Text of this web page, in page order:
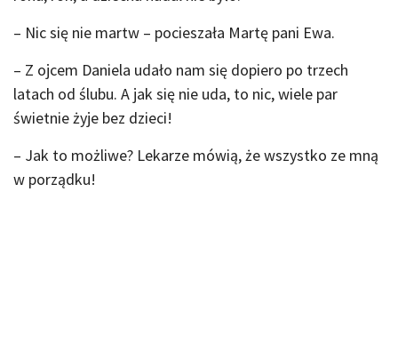
– Nic się nie martw – pocieszała Martę pani Ewa.
– Z ojcem Daniela udało nam się dopiero po trzech
latach od ślubu. A jak się nie uda, to nic, wiele par
świetnie żyje bez dzieci!
– Jak to możliwe? Lekarze mówią, że wszystko ze mną
w porządku!